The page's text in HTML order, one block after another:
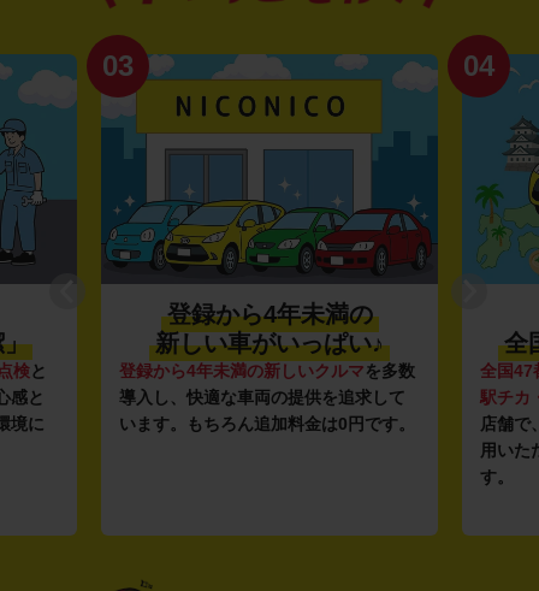
」
検と
感と
境に
03
登録から4年未満の
新しい車がいっぱい♪
登録から4年未満の新しいクルマを多数
導入し、快適な車両の提供を追求して
います。もちろん追加料金は0円です。
04
全
全国47
駅チカ
店舗で
用いた
す。